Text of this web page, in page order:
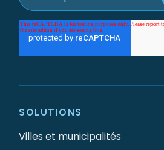
SOLUTIONS
Villes et municipalités